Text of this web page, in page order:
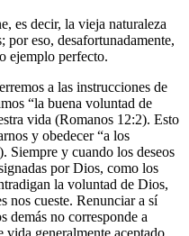
es decir, la vieja naturaleza
por eso, desafortunadamente,
ejemplo perfecto.
a las instrucciones de
“la buena voluntad de
vida (Romanos 12:2). Esto
y obedecer “a los
Siempre y cuando los deseos
por Dios, como los
la voluntad de Dios,
nos cueste. Renunciar a sí
demás no corresponde a